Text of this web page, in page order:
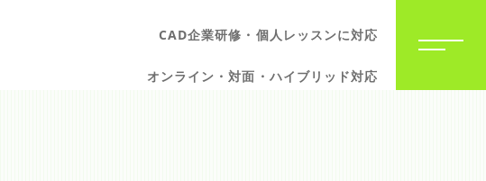
CAD企業研修・個人レッスンに対応
オンライン・対面・ハイブリッド対応